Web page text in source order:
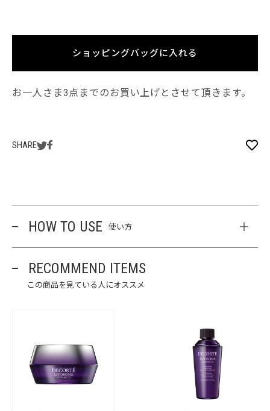
ショッピングバッグに入れる
お一人さま3点までのお買い上げとさせて頂きます。
SHARE
HOW TO USE 使い方
RECOMMEND ITEMS
この商品を見ている人にオススメ